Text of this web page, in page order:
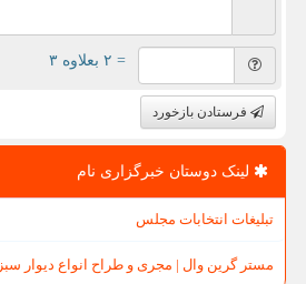
= ۲ بعلاوه ۳
فرستادن بازخورد
لینک دوستان خبرگزاری نام
تبلیغات انتخابات مجلس
مستر گرین وال | مجری و طراح انواع دیوار سبز